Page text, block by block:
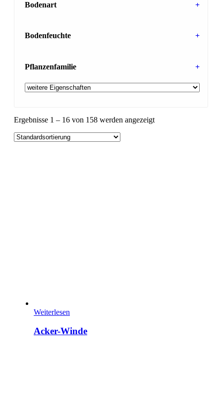
Bodenart +
Bodenfeuchte +
Pflanzenfamilie +
Ergebnisse 1 – 16 von 158 werden angezeigt
Weiterlesen
Acker-Winde